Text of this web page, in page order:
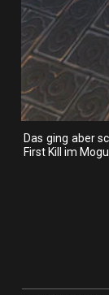
Das ging aber
First Kill im